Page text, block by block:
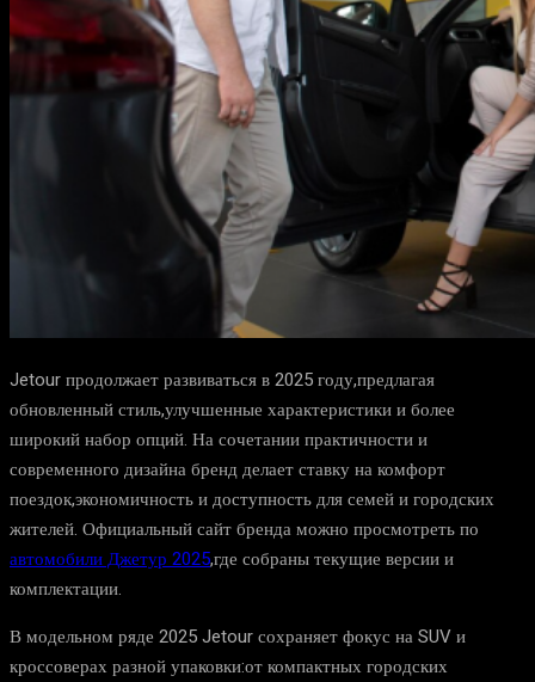
Jetour продолжает развиваться в 2025 году,предлагая
обновленный стиль,улучшенные характеристики и более
широкий набор опций. На сочетании практичности и
современного дизайна бренд делает ставку на комфорт
поездок,экономичность и доступность для семей и городских
жителей. Официальный сайт бренда можно просмотреть по
автомобили Джетур 2025,где собраны текущие версии и
комплектации.
В модельном ряде 2025 Jetour сохраняет фокус на SUV и
кроссоверах разной упаковки:от компактных городских